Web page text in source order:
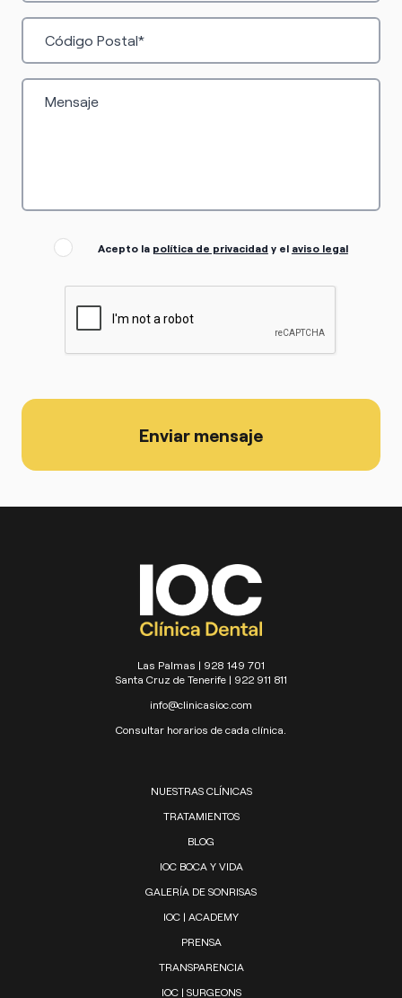
Acepto la política de privacidad y el aviso legal
Enviar mensaje
Las Palmas | 928 149 701
Santa Cruz de Tenerife | 922 911 811
info@clinicasioc.com
Consultar horarios de cada clínica.
NUESTRAS CLÍNICAS
TRATAMIENTOS
BLOG
IOC BOCA Y VIDA
GALERÍA DE SONRISAS
IOC | ACADEMY
PRENSA
TRANSPARENCIA
IOC | SURGEONS